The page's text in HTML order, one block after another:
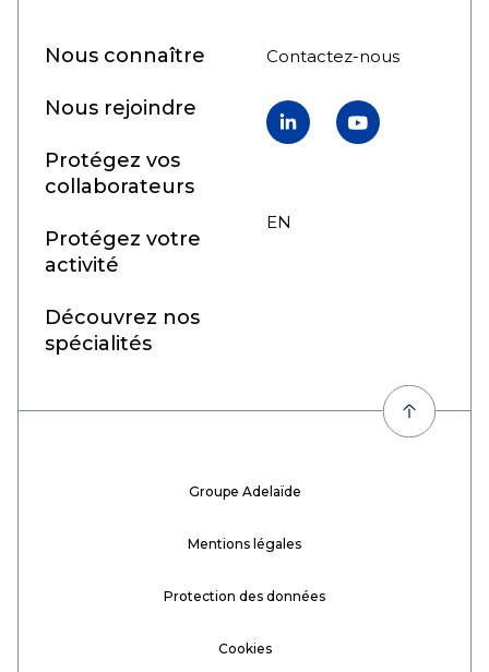
Nous connaître
Nous rejoindre
Protégez vos
collaborateurs
Protégez votre
activité
Découvrez nos
spécialités
Contactez-nous
LinkedInYouTube
FR
EN
Groupe Adelaïde
Mentions légales
Protection des données
Cookies